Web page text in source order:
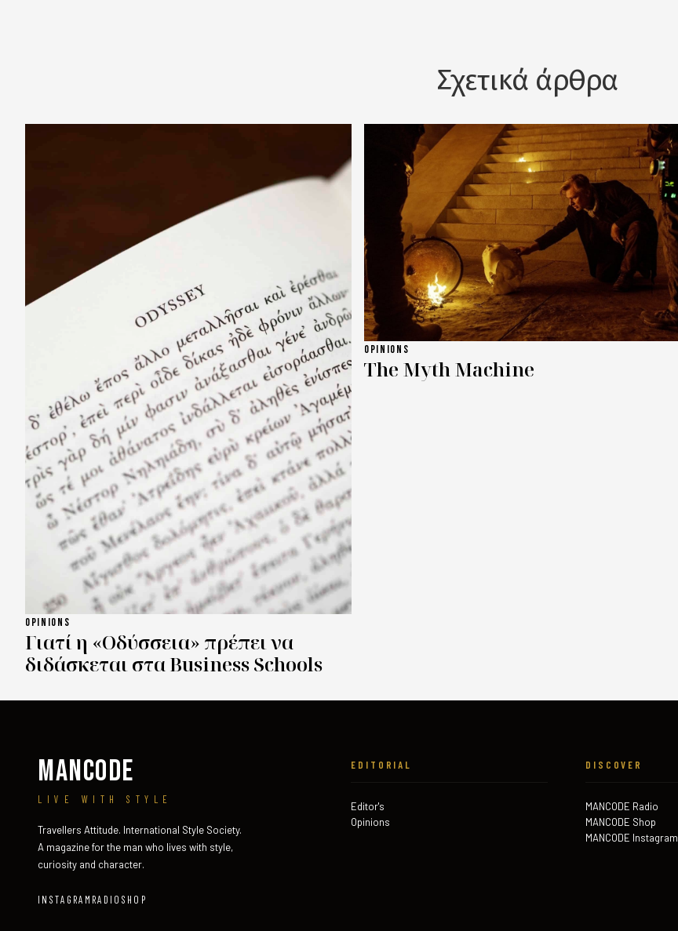
Σχετικά άρθρα
OPINIONS
Γιατί η «Οδύσσεια» πρέπει να
διδάσκεται στα Business Schools
OPINIONS
The Myth Machine
MANCODE
LIVE WITH STYLE
Travellers Attitude. International Style Society.
A magazine for the man who lives with style,
curiosity and character.
INSTAGRAM RADIO SHOP
EDITORIAL
Editor's
Opinions
DISCOVER
MANCODE Radio
MANCODE Shop
MANCODE Instagram